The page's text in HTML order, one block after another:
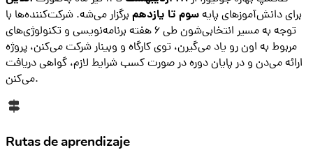
برای دانش‌آموزهای پایهسوم تا یازدهم برگزار می‌شه. شرکت‌کننده‌ها با
توجه به مسیر انتخابی‌شون طی ۶ هفته برنامه‌نویسی و تکنولوژی‌های
مربوط به اون رو یاد می‌گیرن، توی کارگاه و وبینار شرکت می‌کنن، پروژه
ارائه می‌دن و در پایان دوره در صورت کسب شرایط لازم، گواهی دریافت
Rutas de aprendizaje